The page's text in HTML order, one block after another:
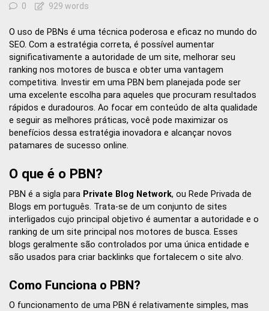
0 929 words
O uso de PBNs é uma técnica poderosa e eficaz no mundo do
SEO. Com a estratégia correta, é possível aumentar
significativamente a autoridade de um site, melhorar seu
ranking nos motores de busca e obter uma vantagem
competitiva. Investir em uma PBN bem planejada pode ser
uma excelente escolha para aqueles que procuram resultados
rápidos e duradouros. Ao focar em conteúdo de alta qualidade
e seguir as melhores práticas, você pode maximizar os
benefícios dessa estratégia inovadora e alcançar novos
patamares de sucesso online.
O que é o PBN?
PBN é a sigla para Private Blog Network, ou Rede Privada de
Blogs em português. Trata-se de um conjunto de sites
interligados cujo principal objetivo é aumentar a autoridade e o
ranking de um site principal nos motores de busca. Esses
blogs geralmente são controlados por uma única entidade e
são usados para criar backlinks que fortalecem o site alvo.
Como Funciona o PBN?
O funcionamento de uma PBN é relativamente simples, mas